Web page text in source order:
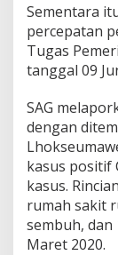
Sementara
percepatan
Tugas
tanggal 09
SAG
dengan
kasus positif
kasus.
rumah sakit
sembuh, dan
Maret 2020.